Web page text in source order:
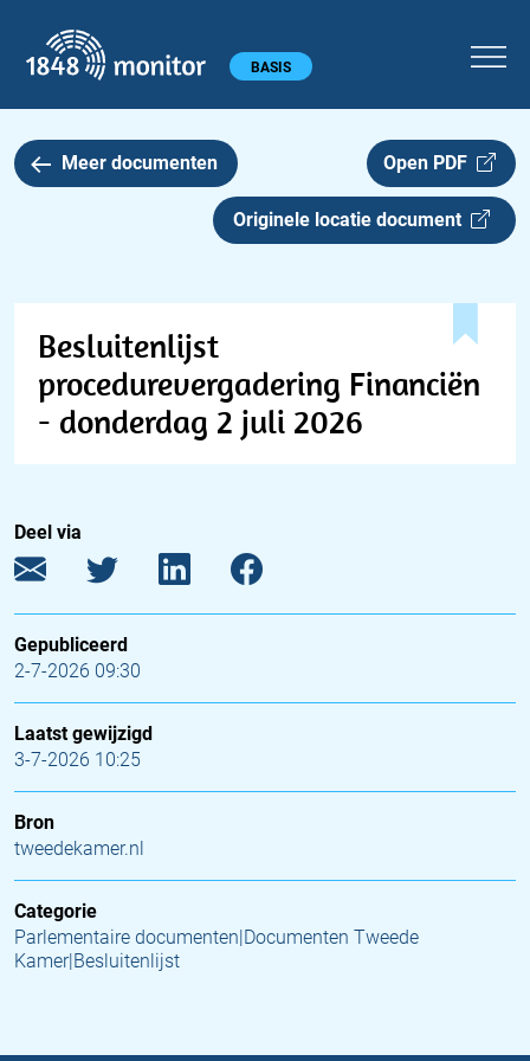
Hoofdmenu BASIS
Meer documenten Open PDF
Originele locatie document
Besluitenlijst
procedurevergadering Financiën
- donderdag 2 juli 2026
Deel via
Gepubliceerd
2-7-2026 09:30
Laatst gewijzigd
3-7-2026 10:25
Bron
tweedekamer.nl
Categorie
Parlementaire documenten|Documenten Tweede
Kamer|Besluitenlijst